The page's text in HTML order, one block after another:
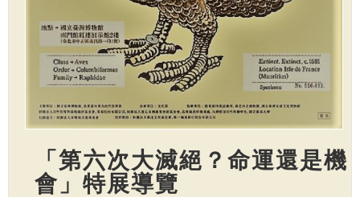
「第六次大滅絕？命運還是機
會」特展導覽